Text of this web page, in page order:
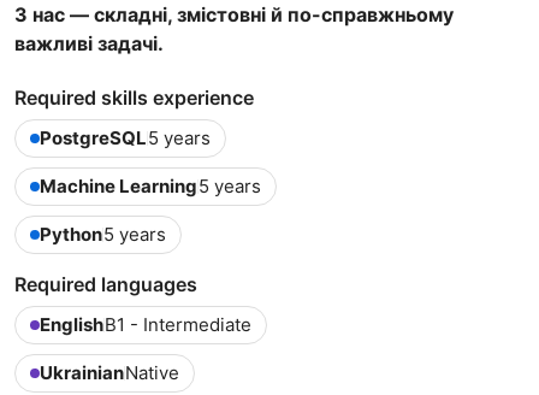
З нас — складні, змістовні й по-справжньому
важливі задачі.
Required skills experience
PostgreSQL5 years
Machine Learning5 years
Python5 years
Required languages
EnglishB1 - Intermediate
UkrainianNative